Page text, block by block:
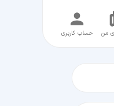
من حساب کاربری